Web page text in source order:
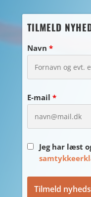
TILMELD
Navn *
E-mail *
Jeg har læst